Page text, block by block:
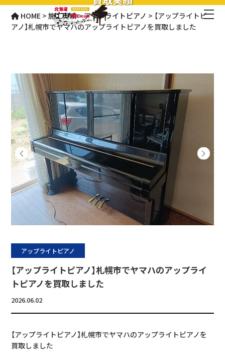
HOME >施工実績>アップライトピアノ > 【アップライトピ
アノ】札幌市でヤマハのアップライトピアノを買取しました
アップライトピアノ
【アップライトピアノ】札幌市でヤマハのアップライ
トピアノを買取しました
2026.06.02
【アップライトピアノ】札幌市でヤマハのアップライトピアノを
買取しました